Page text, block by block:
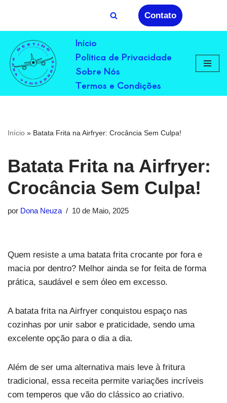
para
o
conteúdo
Contato
Início
Política de Privacidade
Sobre Nós
Termos e Condições
Início » Batata Frita na Airfryer: Crocância Sem Culpa!
Batata Frita na Airfryer:
Crocância Sem Culpa!
por Dona Neuza 10 de Maio, 2025
Quem resiste a uma batata frita crocante por fora e
macia por dentro? Melhor ainda se for feita de forma
prática, saudável e sem óleo em excesso.
A batata frita na Airfryer conquistou espaço nas
cozinhas por unir sabor e praticidade, sendo uma
excelente opção para o dia a dia.
Além de ser uma alternativa mais leve à fritura
tradicional, essa receita permite variações incríveis
com temperos que vão do clássico ao criativo.